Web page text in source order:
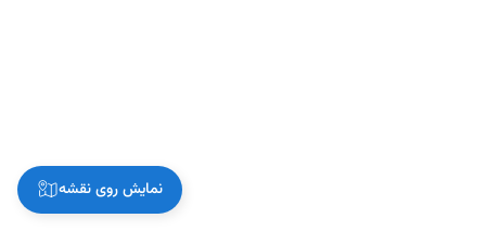
نمایش روی نقشه